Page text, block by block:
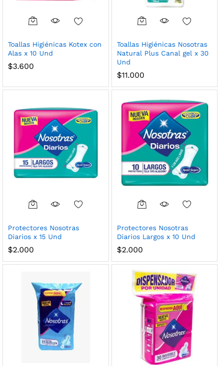
Toallas Higiénicas Kotex con
Alas x 10 Und
$3.600
Toallas Higiénicas Nosotras
Natural Plus Canal gel x 30
Und
$11.000
Protectores Nosotras
Diarios x 15 Und
$2.000
Protectores Nosotras
Diarios Largos x 10 Und
$2.000